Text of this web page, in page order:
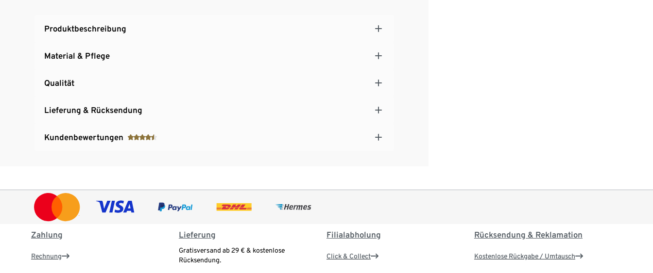
Produktbeschreibung
Material & Pflege
Qualität
Lieferung & Rücksendung
Kundenbewertungen
Zahlung
Rechnung
Lieferung
Gratisversand ab 29 € & kostenlose
Rücksendung.
Filialabholung
Click & Collect
Rücksendung & Reklamation
Kostenlose Rückgabe / Umtausch